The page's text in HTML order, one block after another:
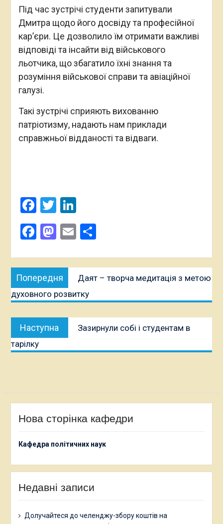
Під час зустрічі студенти запитували
Дмитра щодо його досвіду та професійної
кар’єри. Це дозволило їм отримати важливі
відповіді та інсайти від військового
льотчика, що збагатило їхні знання та
розуміння військової справи та авіаційної
галузі.
Такі зустрічі сприяють вихованню
патріотизму, надають нам приклади
справжньої відданості та відваги.
Facebook
TwitterLinkedIn
Facebook
Mastodon
EmailПоділитися
Навігація
записів
Попередня
публікація:
Даят – творча медитація з метою
духовного розвитку
Наступна
публікація:
Зазирнули собі і студентам в
тарілку
Нова сторінка кафедри
Кафедра політичних наук
Недавні записи
Долучайтеся до челенджу-збору коштів на